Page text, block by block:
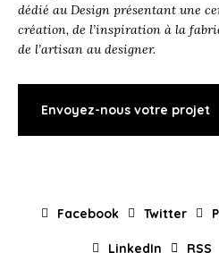
dédié au Design présentant une
création, de l’inspiration à la
de l’artisan au designer.
Envoyez-nous votre projet
Facebook Twitter
LinkedIn RSS